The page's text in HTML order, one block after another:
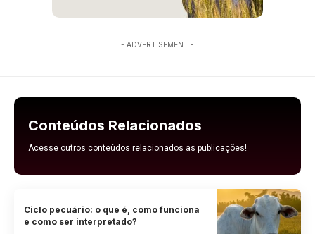
- ADVERTISEMENT -
Conteúdos Relacionados
Acesse outros conteúdos relacionados as publicações!
Ciclo pecuário: o que é, como funciona
e como ser interpretado?